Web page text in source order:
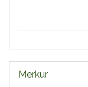
Merkur